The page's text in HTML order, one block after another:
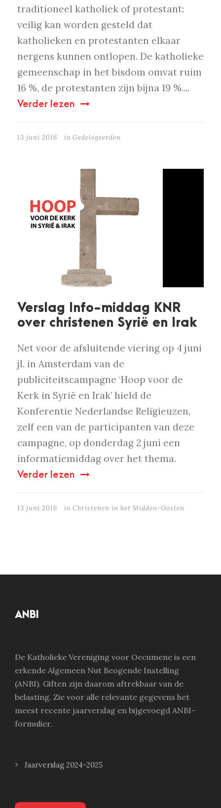
traditioneel katholiek of protestant:
veilig kan worden gesteld dat
katholieken en protestanten elkaar
nergens kunnen ontlopen. De katholieke
gemeenschap in het bisdom omvat ruim
16 %, de protestanten zijn bijna 19 %....
Verder lezen
13 juni 2016 in Gedelegeerden
Verslag Info-middag KNR
over christenen Syrië en Irak
Net voor de afsluitende viering op 4 juni
jl. in Amsterdam van de
publiciteitscampagne ‘Hoop voor de
Kerk in Syrië en Irak’ hield de
Konferentie Nederlandse Religieuzen,
zelf een van de participanten van deze
campagne, op donderdag 2 juni een
informatiemiddag over het thema.
Verder lezen
13 juni 2016 in Christenen in het Midden-Oosten
ANBI
De Katholieke Vereniging voor Oecumene is een
erkende Algemeen Nut Beogende Instelling
(ANBI). Giften zijn daarom aftrekbaar van de
belasting. Zie voor alle relevante gegevens het
meest recente jaarverslag en bijgevoegd ANBI-
formulier.
Jaarverslag 2024-2025